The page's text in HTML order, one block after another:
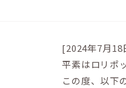
[2024年7月18
平素はロリポ
この度、以下